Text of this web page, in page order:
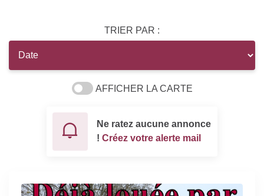
TRIER PAR :
AFFICHER LA CARTE
Ne ratez aucune annonce
! Créez votre alerte mail